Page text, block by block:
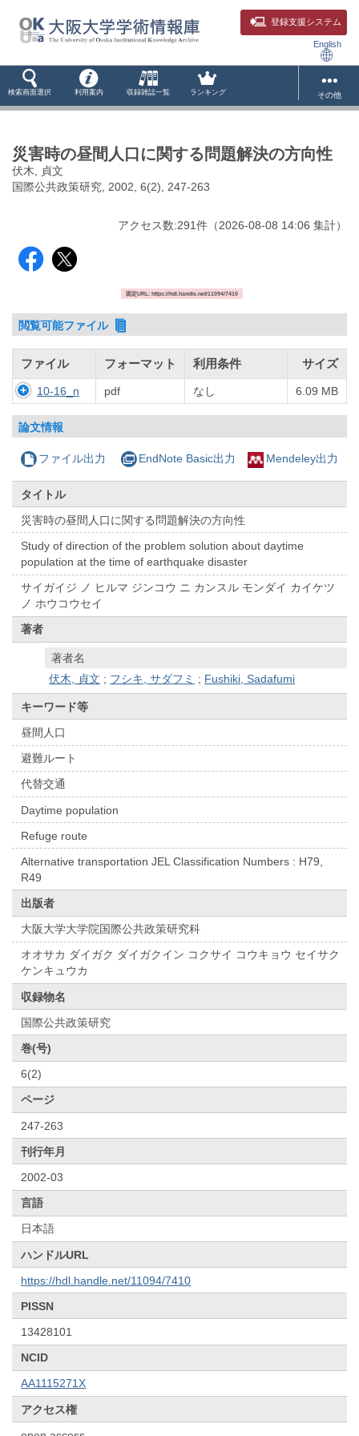
登録支援システム
English
検索画面選択 利用案内 収録雑誌一覧 ランキング その他
災害時の昼間人口に関する問題解決の方向性
伏木, 貞文
国際公共政策研究, 2002, 6(2), 247-263
アクセス数:291件 （2026-08-08 14:06 集計）
固定URL: https://hdl.handle.net/11094/7410
閲覧可能ファイル
ファイル フォーマット 利用条件 サイズ
10-16_n pdf なし 6.09 MB
論文情報
ファイル出力 EndNote Basic出力 Mendeley出力
タイトル
災害時の昼間人口に関する問題解決の方向性
Study of direction of the problem solution about daytime
population at the time of earthquake disaster
サイガイジ ノ ヒルマ ジンコウ ニ カンスル モンダイ カイケツ
ノ ホウコウセイ
著者
著者名
伏木, 貞文 ; フシキ, サダフミ ; Fushiki, Sadafumi
キーワード等
昼間人口
避難ルート
代替交通
Daytime population
Refuge route
Alternative transportation JEL Classification Numbers : H79,
R49
出版者
大阪大学大学院国際公共政策研究科
オオサカ ダイガク ダイガクイン コクサイ コウキョウ セイサク
ケンキュウカ
収録物名
国際公共政策研究
巻(号)
6(2)
ページ
247-263
刊行年月
2002-03
言語
日本語
ハンドルURL
https://hdl.handle.net/11094/7410
PISSN
13428101
NCID
AA1115271X
アクセス権